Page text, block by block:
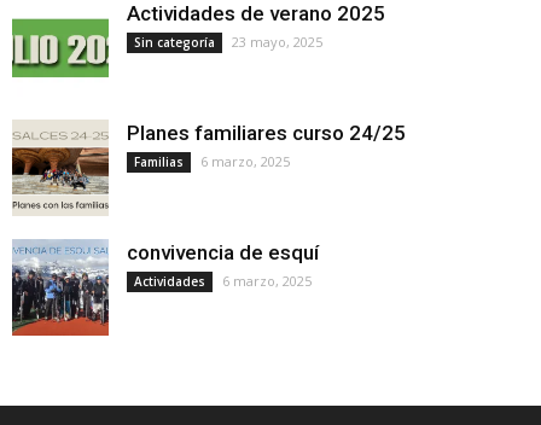
Actividades de verano 2025
Sin categoría 23 mayo, 2025
Planes familiares curso 24/25
Familias 6 marzo, 2025
convivencia de esquí
Actividades 6 marzo, 2025